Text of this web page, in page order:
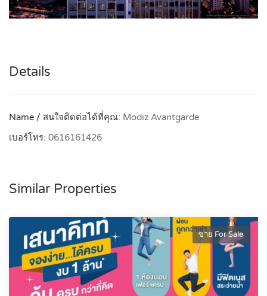
Details
Name / สนใจติดต่อได้ที่คุณ: Modiz Avantgarde
เบอร์โทร: 0616161426
Similar Properties
ขาย For Sale